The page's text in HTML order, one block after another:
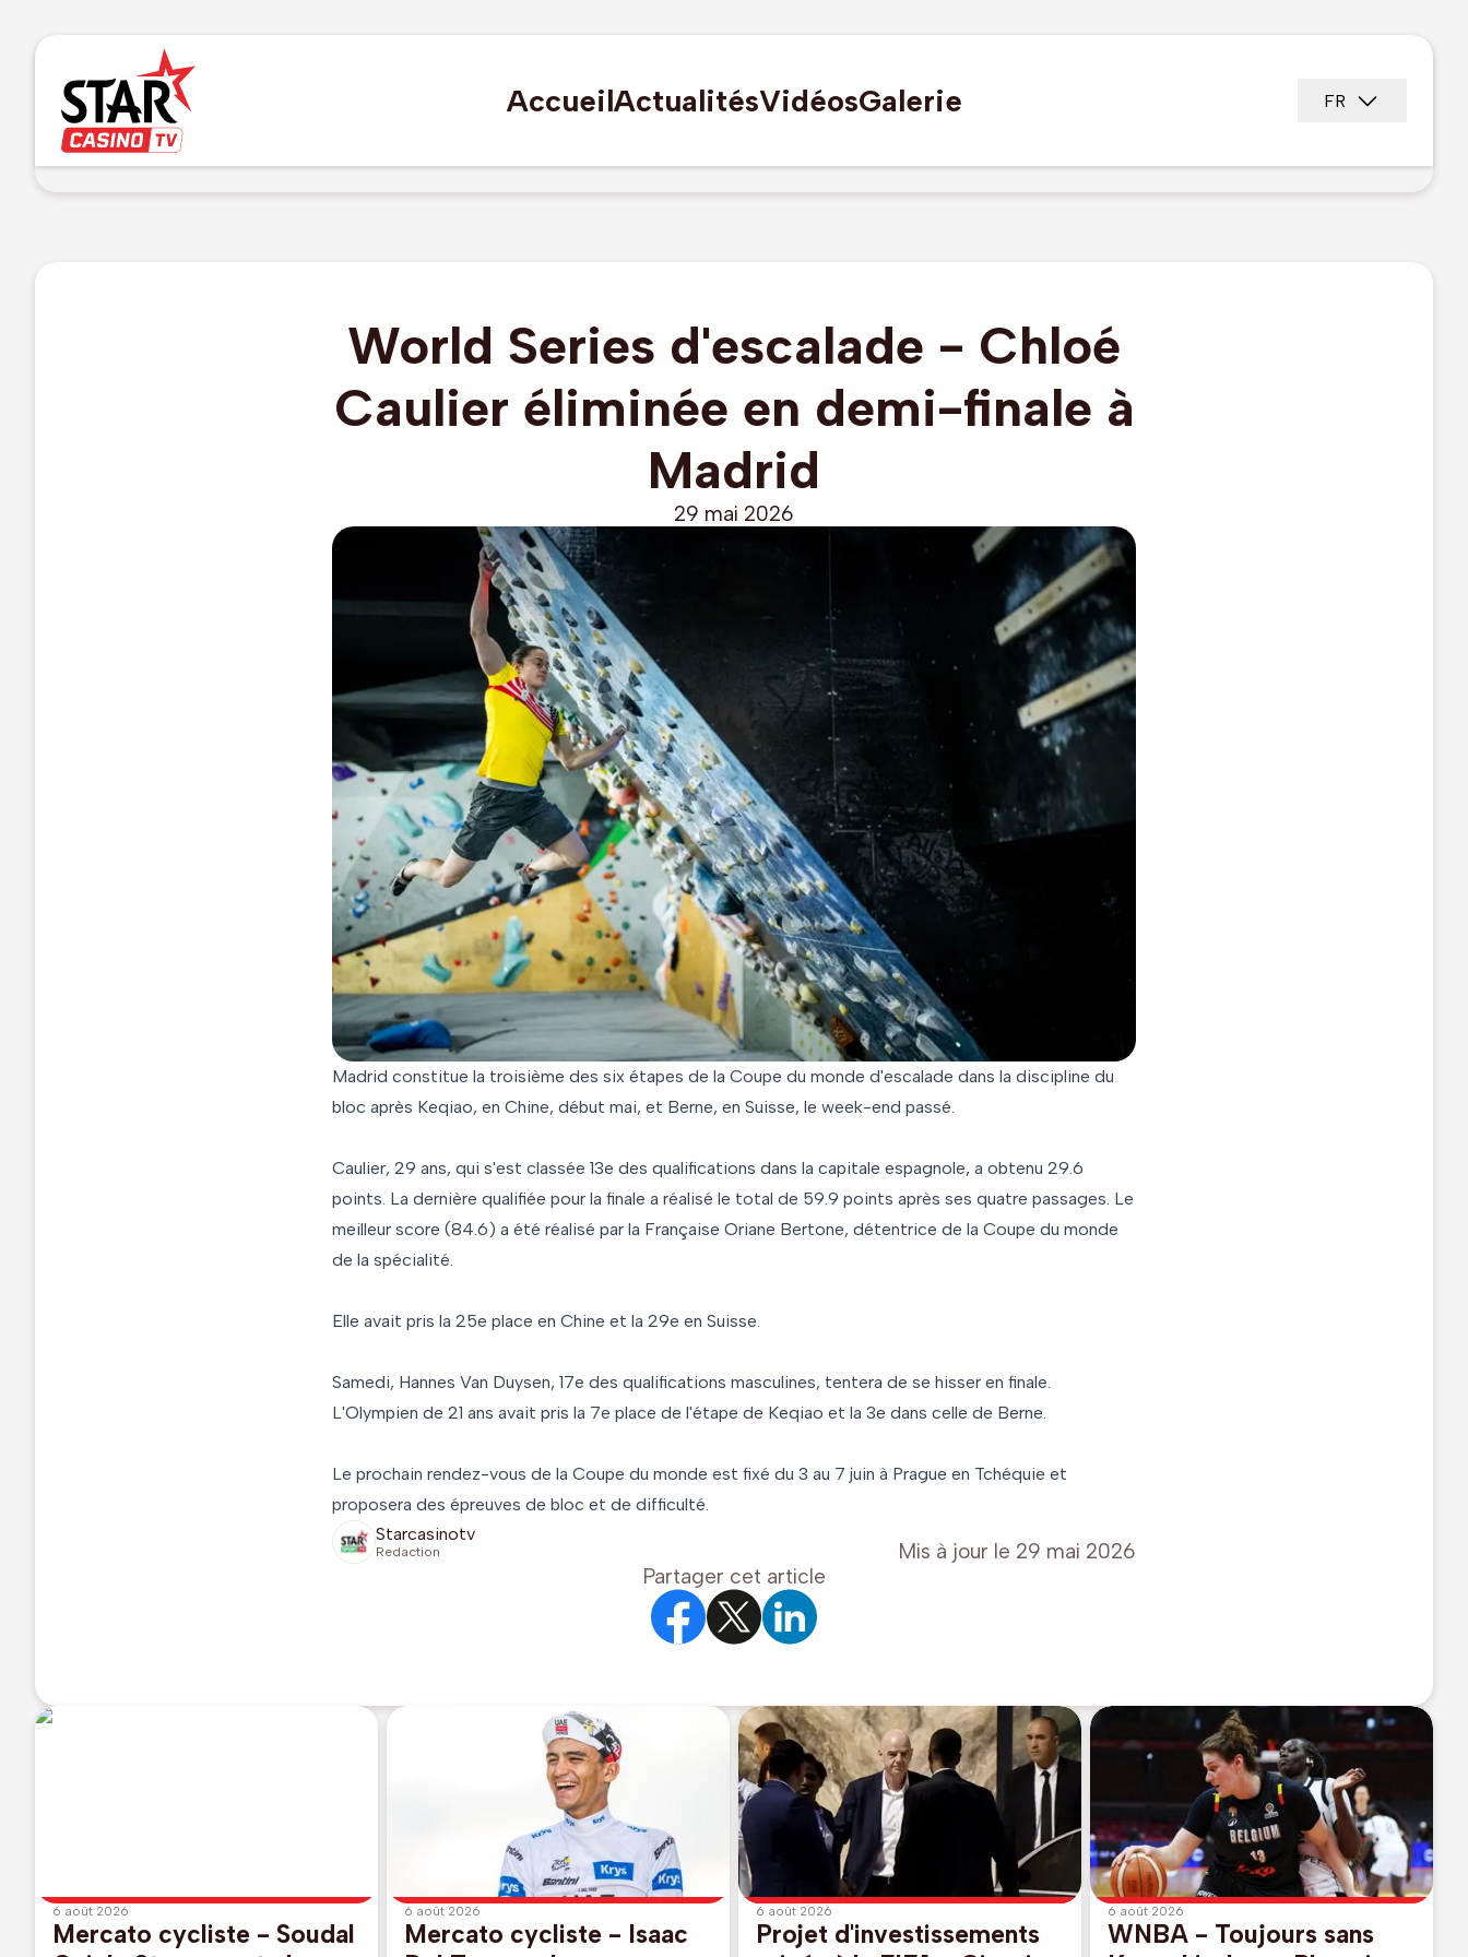
AccueilActualitésVidéosGalerie FR
World Series d'escalade - Chloé
Caulier éliminée en demi-finale à
Madrid
29 mai 2026
Madrid constitue la troisième des six étapes de la Coupe du monde d'escalade dans la discipline du
bloc après Keqiao, en Chine, début mai, et Berne, en Suisse, le week-end passé.
Caulier, 29 ans, qui s'est classée 13e des qualifications dans la capitale espagnole, a obtenu 29.6
points. La dernière qualifiée pour la finale a réalisé le total de 59.9 points après ses quatre passages. Le
meilleur score (84.6) a été réalisé par la Française Oriane Bertone, détentrice de la Coupe du monde
de la spécialité.
Elle avait pris la 25e place en Chine et la 29e en Suisse.
Samedi, Hannes Van Duysen, 17e des qualifications masculines, tentera de se hisser en finale.
L'Olympien de 21 ans avait pris la 7e place de l'étape de Keqiao et la 3e dans celle de Berne.
Le prochain rendez-vous de la Coupe du monde est fixé du 3 au 7 juin à Prague en Tchéquie et
proposera des épreuves de bloc et de difficulté.
Starcasinotv
Redaction Mis à jour le 29 mai 2026
Partager cet article
6 août 2026
Mercato cycliste - Soudal
6 août 2026
Mercato cycliste - Isaac
6 août 2026
Projet d'investissements
6 août 2026
WNBA - Toujours sans